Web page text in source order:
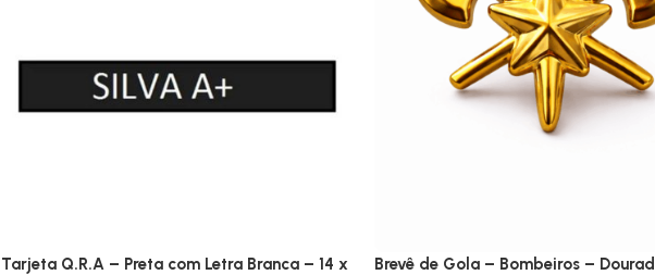
Tarjeta Q.R.A – Preta com Letra Branca – 14 x
Brevê de Gola – Bombeiros –